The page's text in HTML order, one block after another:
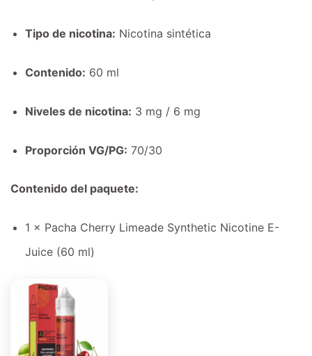
Tipo de nicotina: Nicotina sintética
Contenido: 60 ml
Niveles de nicotina: 3 mg / 6 mg
Proporción VG/PG: 70/30
Contenido del paquete:
1 × Pacha Cherry Limeade Synthetic Nicotine E-
Juice (60 ml)